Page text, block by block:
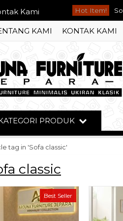
Kami Hot Item!
1
KAMI KONTAK KAMI
PRODUK
tag in 'Sofa classic'
classic
Best Seller